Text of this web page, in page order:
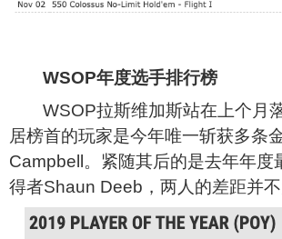
WSOP年度选手排行榜
WSOP拉斯维加斯站在上个月
居榜首的玩家是今年唯一斩获多条
Campbell。紧随其后的是去年年度
得者Shaun Deeb，两人的差距并不